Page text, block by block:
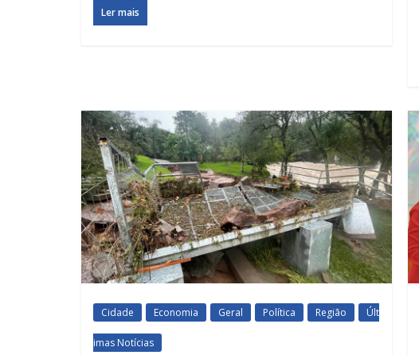
Ler mais
Cidade Economia Geral Política Região Últ
imas Notícias